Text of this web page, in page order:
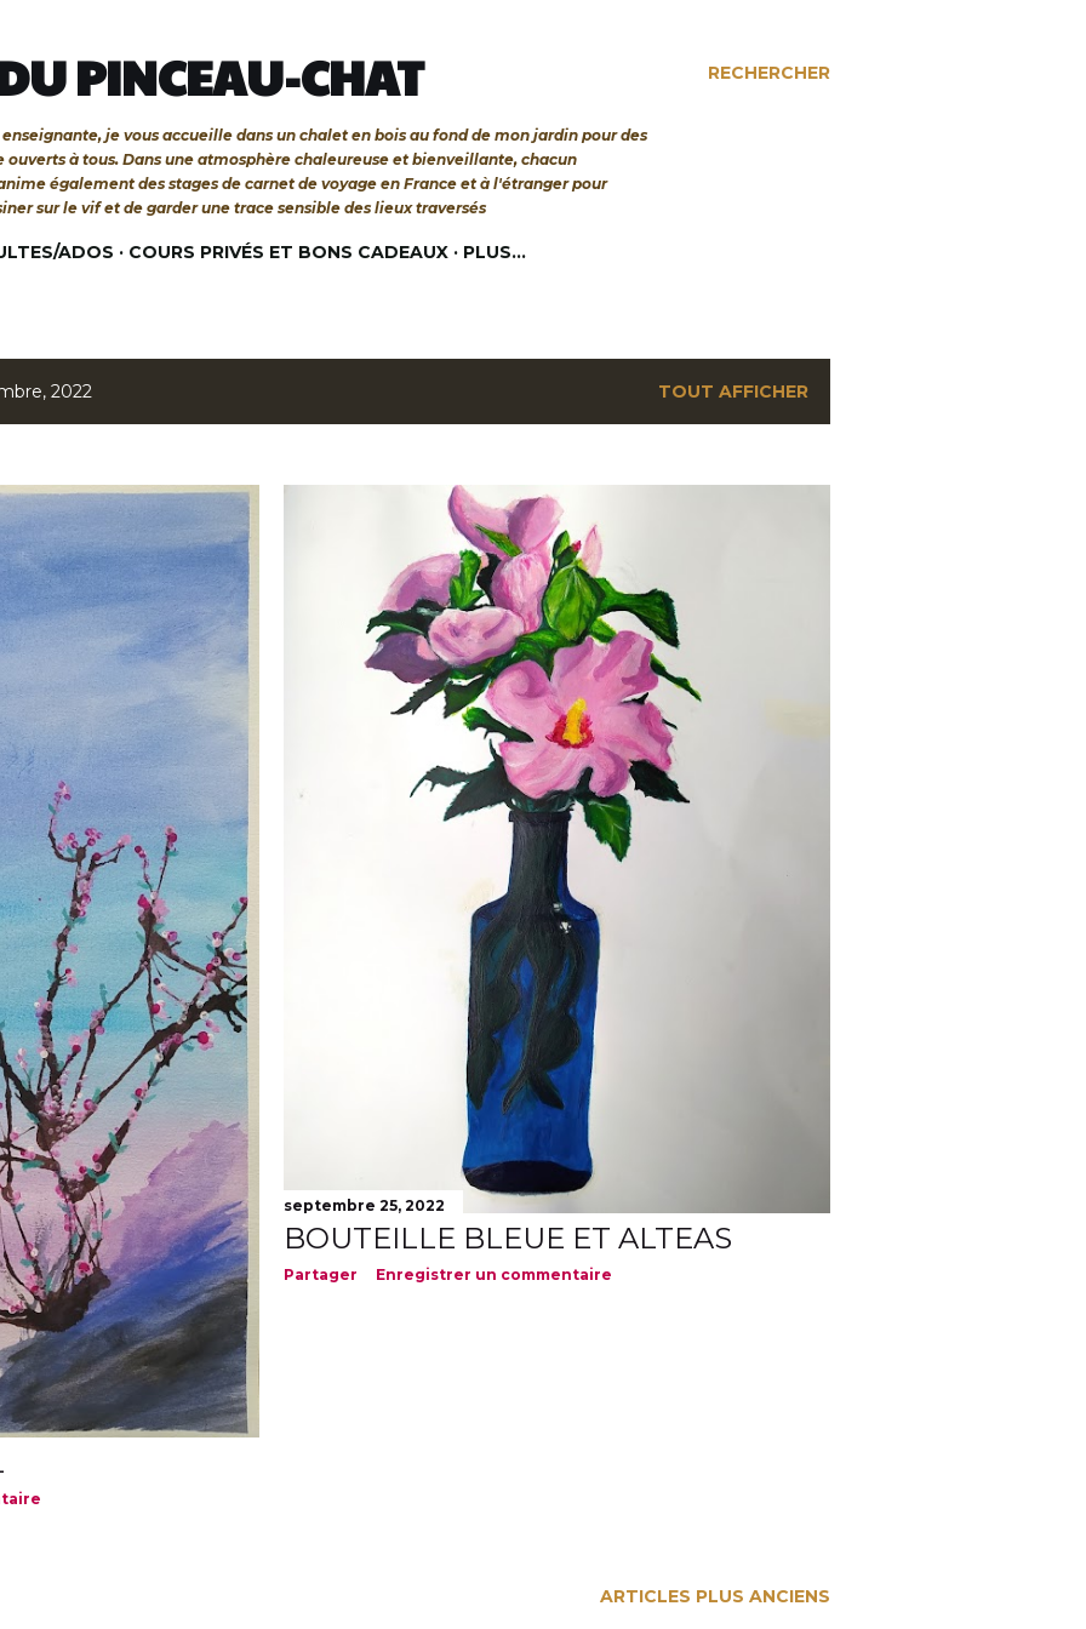
RECHERCHER
PINCEAU-CHAT
je vous accueille dans un chalet en bois au fond de mon jardin pour des
ouverts à tous. Dans une atmosphère chaleureuse et bienveillante, chacun
également des stages de carnet de voyage en France et à l'étranger pour
sur le vif et de garder une trace sensible des lieux traversés
ADOS COURS PRIVÉS ET BONS CADEAUX PLUS…
2022 TOUT AFFICHER
septembre 25, 2022
BOUTEILLE BLEUE ET ALTEAS
Partager Enregistrer un commentaire
ARTICLES PLUS ANCIENS